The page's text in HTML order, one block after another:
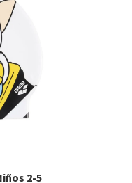
2-5